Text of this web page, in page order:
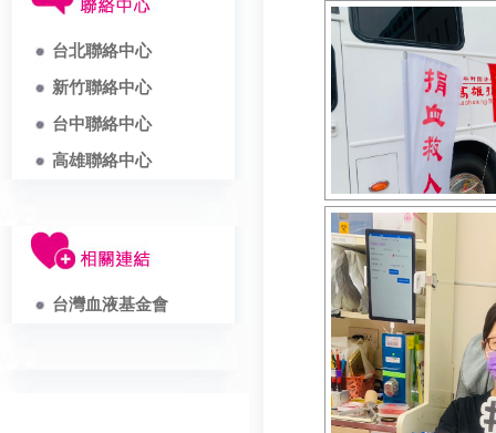
台北聯絡中心
新竹聯絡中心
台中聯絡中心
高雄聯絡中心
台灣血液基金會